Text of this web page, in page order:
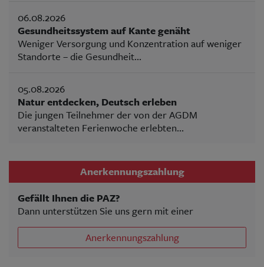
06.08.2026
Gesundheitssystem auf Kante genäht
Weniger Versorgung und Konzentration auf weniger
Standorte – die Gesundheit...
05.08.2026
Natur entdecken, Deutsch erleben
Die jungen Teilnehmer der von der AGDM
veranstalteten Ferienwoche erlebten...
Anerkennungszahlung
Gefällt Ihnen die PAZ?
Dann unterstützen Sie uns gern mit einer
Anerkennungszahlung